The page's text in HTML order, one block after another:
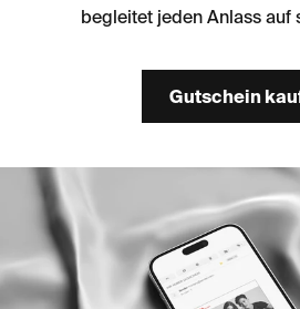
begleitet jeden Anlass auf